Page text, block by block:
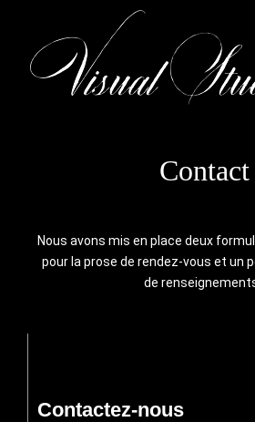
Contact
Nous avons mis en place deux
pour la prose de rendez-vous et un
de
Contactez-nous